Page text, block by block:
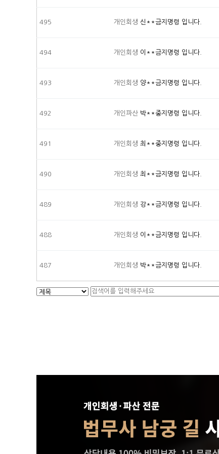
495 개인회생 신**금지명령 입니다.
494 개인회생 이**금지명령 입니다.
493 개인회생 양**금지명령 입니다.
492 개인파산 박**중지명령 입니다.
491 개인회생 최**중지명령 입니다.
490 개인회생 최**금지명령 입니다.
489 개인회생 강**금지명령 입니다.
488 개인회생 이**금지명령 입니다.
487 개인회생 박**금지명령 입니다.